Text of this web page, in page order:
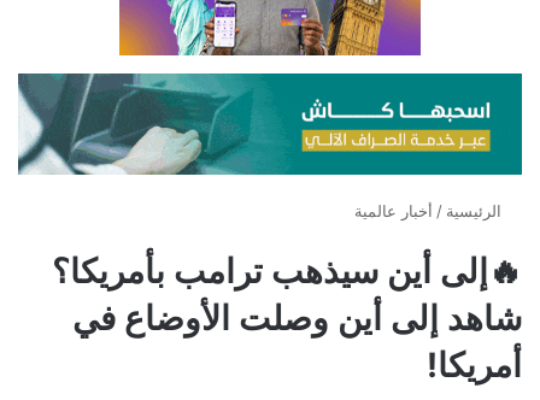
الرئيسية / أخبار عالمية
🔥إلى أين سيذهب ترامب بأمريكا؟
شاهد إلى أين وصلت الأوضاع في
أمريكا!